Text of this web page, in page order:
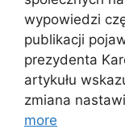
wypowiedzi
publikacji
prezydenta
artykułu
zmiana
more